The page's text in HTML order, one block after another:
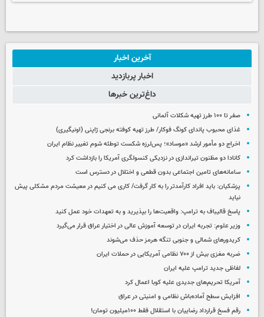
آخرین اخبار
اخبار پربازدید
داغ‌ترین خبرها
صفر تا ۱۰۰ طرز تهیه شکلات آلمانی
غذای محبوب پاندای کونگ فوکار/ طرز تهیه کوفته برنجی ژاپنی (اونیگیری)
اخراج دو مأمور ارشد «موساد»؛ پس‌لرزه شکست توطئه شوم تغییر نظام ایران
کانادا دو مظنون تیراندازی در نزدیکی کنسولگری آمریکا را بازداشت کرد
سامانه‌های تامین اجتماعی بدون قطعی و اختلال در دسترس است
پزشکیان: باید افراد کارآمدتر را به کار گرفت/ کاری می کنیم در معیشت مردم مشکلی پیش
نیاید
پاسخ قالیباف به ترامپ: واقعیت‌ها را بپذیرید و به تعهدات خود عمل کنید
وزیر علوم: تجربه ایران در توسعه آموزش عالی در اختیار عراق قرار می‌گیرد
کریدورهای شمالی و جنوبی تنگه هرمز حذف می‌شوند
ضربه مغزی بیش از ۷۰۰ نظامی آمریکایی در حملات ایران
لفاظی جدید ترامپ علیه ایران
آمریکا تحریم‌های جدیدی علیه کوبا اعمال کرد
افزایش سطح آماده‌باش نظامی و امنیتی در عراق
رقم فسخ قرارداد رضاییان با استقلال فقط ۱۰۰میلیون تومان!